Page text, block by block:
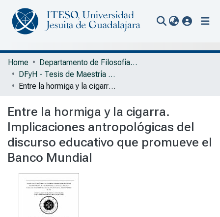
Communities & Collections
All of Repository
Portal Biblioteca
Home
Departamento de Filosofía y Humanidades
DFyH - Tesis de Maestría en Filosofía y Ciencias Sociales
Entre la hormiga y la cigarra. Implicaciones antropológicas del discurso educativo que promueve el Banco Mundial
Entre la hormiga y la cigarra.
Implicaciones antropológicas del
discurso educativo que promueve el
Banco Mundial